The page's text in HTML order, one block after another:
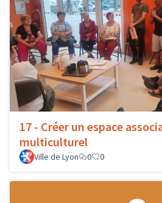
17 - Créer un espace
multiculturel
Ville de Lyon 0 0